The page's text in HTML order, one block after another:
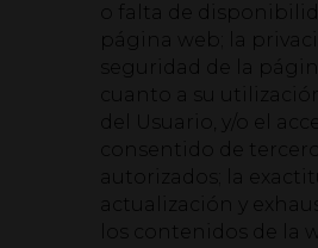
o falta de
página web; la
seguridad de la
cuanto a su
del Usuario, y/o el
consentido de
autorizados; la
actualización y
los contenidos de la